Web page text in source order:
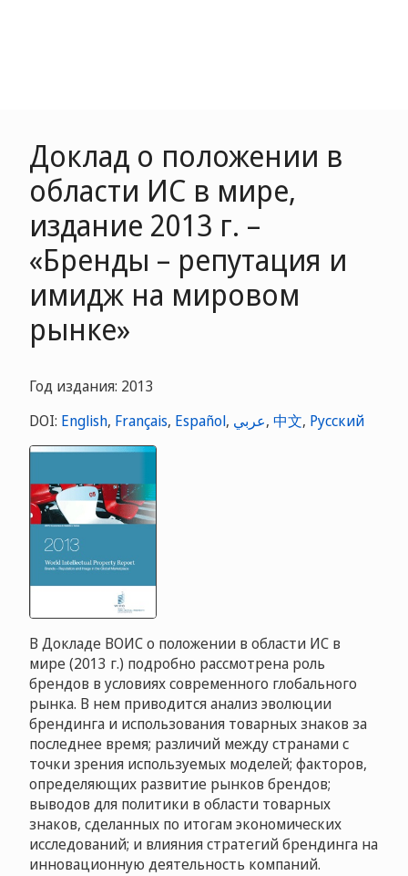
Доклад о положении в
области ИС в мире,
издание 2013 г. –
«Бренды – репутация и
имидж на мировом
рынке»
Год издания: 2013
DOI: English, Français, Español, عربي, 中文, Русский
В Докладе ВОИС о положении в области ИС в
мире (2013 г.) подробно рассмотрена роль
брендов в условиях современного глобального
рынка. В нем приводится анализ эволюции
брендинга и использования товарных знаков за
последнее время; различий между странами с
точки зрения используемых моделей; факторов,
определяющих развитие рынков брендов;
выводов для политики в области товарных
знаков, сделанных по итогам экономических
исследований; и влияния стратегий брендинга на
инновационную деятельность компаний.